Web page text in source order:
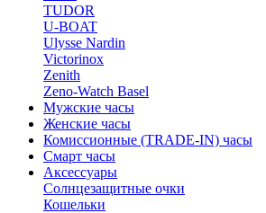
TUDOR
U-BOAT
Ulysse Nardin
Victorinox
Zenith
Zeno-Watch Basel
Мужские часы
Женские часы
Комиссионные (TRADE-IN) часы
Смарт часы
Аксессуары
Солнцезащитные очки
Кошельки